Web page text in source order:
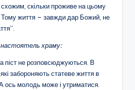
схожим, скільки проживе на цьому
Тому життя – завжди дар Божий, не
храму:
піст не розповсюджуються. В
забороняють статеве життя в
ось молодь може і утриматися.